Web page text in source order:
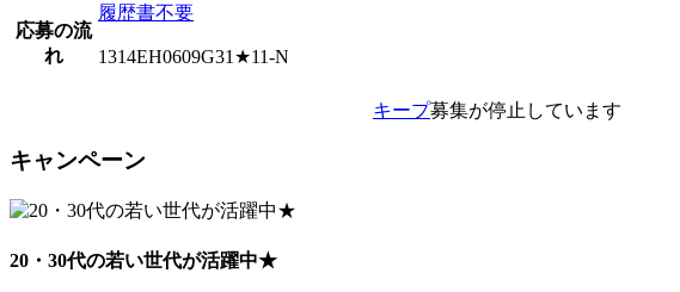
応募の流
れ
履歴書不要
1314EH0609G31★11-N
キープ募集が停止しています
キャンペーン
20・30代の若い世代が活躍中★